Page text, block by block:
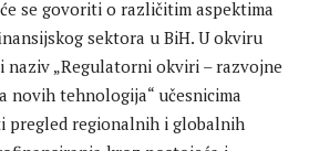
se govoriti o različitim aspektima
sektora u BiH. U okviru
„Regulatorni okviri – razvojne
novih tehnologija“ učesnicima
pregled regionalnih i globalnih